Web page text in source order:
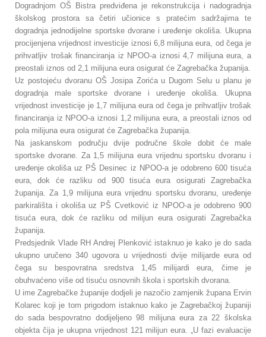
Dogradnjom OŠ Bistra predviđena je rekonstrukcija i nadogradnja
školskog prostora sa četiri učionice s pratećim sadržajima te
dogradnja jednodijelne sportske dvorane i uređenje okoliša. Ukupna
procijenjena vrijednost investicije iznosi 6,8 milijuna eura, od čega je
prihvatljiv trošak financiranja iz NPOO-a iznosi 4,7 milijuna eura, a
preostali iznos od 2,1 milijuna eura osigurat će Zagrebačka županija.
Uz postojeću dvoranu OŠ Josipa Zorića u Dugom Selu u planu je
dogradnja male sportske dvorane i uređenje okoliša. Ukupna
vrijednost investicije je 1,7 milijuna eura od čega je prihvatljiv trošak
financiranja iz NPOO-a iznosi 1,2 milijuna eura, a preostali iznos od
pola milijuna eura osigurat će Zagrebačka županija.
Na jaskanskom području dvije područne škole dobit će male
sportske dvorane. Za 1,5 milijuna eura vrijednu sportsku dvoranu i
uređenje okoliša uz PŠ Desinec iz NPOO-a je odobreno 600 tisuća
eura, dok će razliku od 900 tisuća eura osigurati Zagrebačka
županija. Za 1,9 milijuna eura vrijednu sportsku dvoranu, uređenje
parkirališta i okoliša uz PŠ Cvetković iz NPOO-a je odobreno 900
tisuća eura, dok će razliku od milijun eura osigurati Zagrebačka
županija.
Predsjednik Vlade RH Andrej Plenković istaknuo je kako je do sada
ukupno uručeno 340 ugovora u vrijednosti dvije milijarde eura od
čega su bespovratna sredstva 1,45 milijardi eura, čime je
obuhvaćeno više od tisuću osnovnih škola i sportskih dvorana.
U ime Zagrebačke županije dodjeli je nazočio zamjenik župana Ervin
Kolarec koji je tom prigodom istaknuo kako je Zagrebačkoj županiji
do sada bespovratno dodijeljeno 98 milijuna eura za 22 školska
objekta čija je ukupna vrijednost 121 milijun eura. „U fazi evaluacije